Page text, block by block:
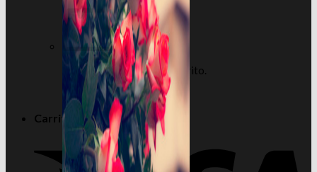
No hay productos en el carrito.
Volver a la tienda
Carrito